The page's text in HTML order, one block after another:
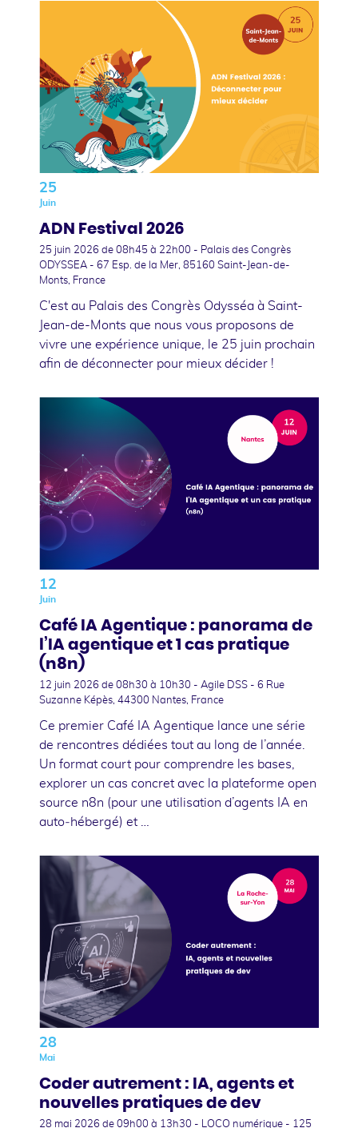
25
Juin
ADN Festival 2026
25 juin 2026 de 08h45 à 22h00 - Palais des Congrès
ODYSSEA - 67 Esp. de la Mer, 85160 Saint-Jean-de-
Monts, France
C'est au Palais des Congrès Odysséa à Saint-
Jean-de-Monts que nous vous proposons de
vivre une expérience unique, le 25 juin prochain
afin de déconnecter pour mieux décider !
12
Juin
Café IA Agentique : panorama de
l’IA agentique et 1 cas pratique
(n8n)
12 juin 2026 de 08h30 à 10h30 - Agile DSS - 6 Rue
Suzanne Képès, 44300 Nantes, France
Ce premier Café IA Agentique lance une série
de rencontres dédiées tout au long de l’année.
Un format court pour comprendre les bases,
explorer un cas concret avec la plateforme open
source n8n (pour une utilisation d’agents IA en
auto‑hébergé) et …
28
Mai
Coder autrement : IA, agents et
nouvelles pratiques de dev
28 mai 2026 de 09h00 à 13h30 - LOCO numérique - 125